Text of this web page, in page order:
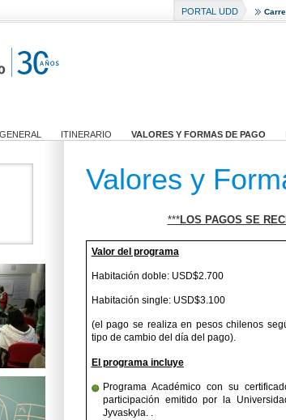
PORTAL UDD
ITINERARIO VALORES Y FORMAS DE PAGO
Valores y
***LOS PAGOS SE
Valor del programa
Habitación doble: USD$2.700
Habitación single: USD$3.100
(el pago se realiza en pesos chilenos
tipo de cambio del día del pago).
El programa incluye
Programa Académico con su
participación emitido por la
Jyvaskyla. .